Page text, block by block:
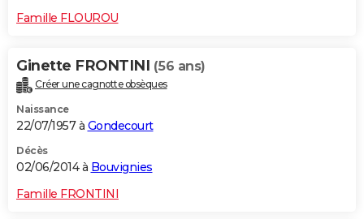
Famille FLOUROU
Ginette FRONTINI (56 ans)
Créer une cagnotte obsèques
Naissance
22/07/1957 à Gondecourt
Décès
02/06/2014 à Bouvignies
Famille FRONTINI